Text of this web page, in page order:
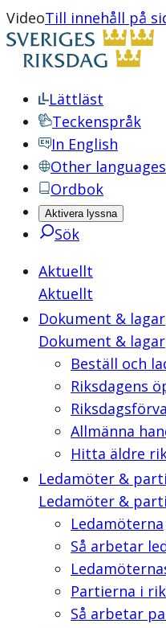
VideoTill innehåll på
Lättläst
Teckenspråk
In English
Other languages
Ordbok
Aktivera lyssna
Sök
Aktuellt
Aktuellt
Dokument & lagar
Dokument & lagar
Beställ och
Riksdagens
Allmänna
Hitta äldre
Ledamöter &
Ledamöter &
Ledamöterna
Så arbetar
Partierna i
Så arbetar